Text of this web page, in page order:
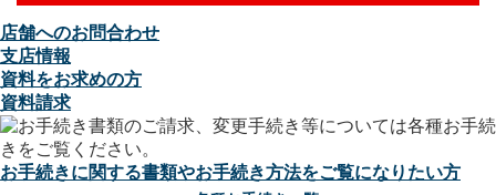
店舗へのお問合わせ
支店情報
資料をお求めの方
資料請求
お手続きに関する書類やお手続き方法をご覧になりたい方